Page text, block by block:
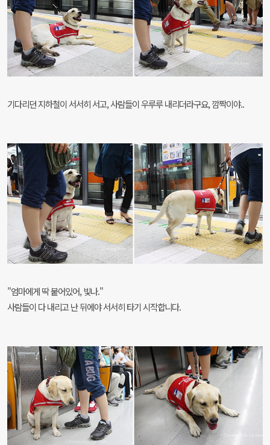
기다리던 지하철이 서서히 서고, 사람들이 우루루 내리더라구요, 깜짝이야..
"엄마에게 딱 붙어있어, 빛나."
사람들이 다 내리고 난 뒤에야 서서히 타기 시작합니다.